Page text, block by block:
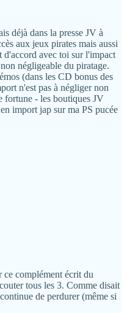
déjà dans la presse JV à
aux jeux pirates mais aussi
avec toi sur l'impact
négligeable du piratage.
(dans les CD bonus des
n'est pas à négliger non
fortune - les boutiques JV
import jap sur ma PS pucée
complément écrit du
tous les 3. Comme disait
de perdurer (même si